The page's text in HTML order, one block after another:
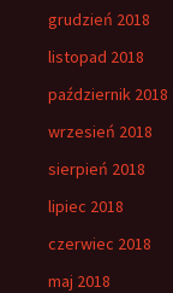
grudzień 2018
listopad 2018
październik 2018
wrzesień 2018
sierpień 2018
lipiec 2018
czerwiec 2018
maj 2018